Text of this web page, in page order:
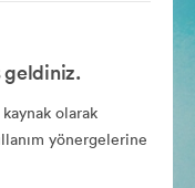
geldiniz.
olarak
yönergelerine